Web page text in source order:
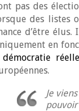
pas des
des listes
d’être
en
démocratie réelle
Je